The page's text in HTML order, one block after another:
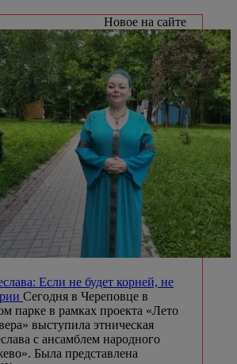
Новое на сайте
Если не будет корней, не
Сегодня в Череповце в
парке в рамках проекта «Лето
выступила этническая
с ансамблем народного
Была представлена